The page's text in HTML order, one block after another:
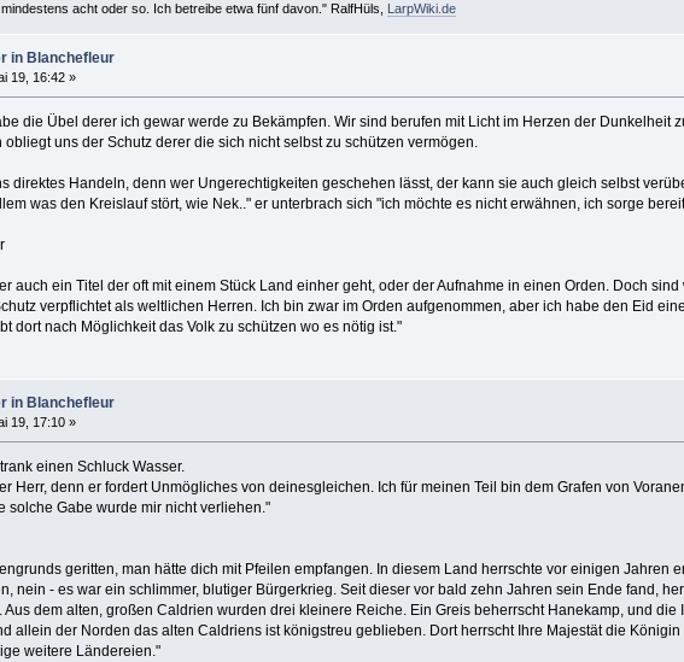
acht oder so. Ich betreibe etwa fünf davon." RalfHüls, LarpWiki.de
in Blanchefleur
19, 16:42 »
die Übel derer ich gewar werde zu Bekämpfen. Wir sind berufen mit Licht im Herzen der Dunkelheit
uns der Schutz derer die sich nicht selbst zu schützen vermögen.
direktes Handeln, denn wer Ungerechtigkeiten geschehen lässt, der kann sie auch gleich selbst
was den Kreislauf stört, wie Nek.." er unterbrach sich "ich möchte es nicht erwähnen, ich sorge
auch ein Titel der oft mit einem Stück Land einher geht, oder der Aufnahme in einen Orden. Doch
verpflichtet als weltlichen Herren. Ich bin zwar im Orden aufgenommen, aber ich habe den Eid
dort nach Möglichkeit das Volk zu schützen wo es nötig ist."
in Blanchefleur
19, 17:10 »
einen Schluck Wasser.
Herr, denn er fordert Unmögliches von deinesgleichen. Ich für meinen Teil bin dem Grafen von
solche Gabe wurde mir nicht verliehen."
geritten, man hätte dich mit Pfeilen empfangen. In diesem Land herrschte vor einigen Jahren
nein - es war ein schlimmer, blutiger Bürgerkrieg. Seit dieser vor bald zehn Jahren sein Ende fand,
dem alten, großen Caldrien wurden drei kleinere Reiche. Ein Greis beherrscht Hanekamp, und die
allein der Norden das alten Caldriens ist königstreu geblieben. Dort herrscht Ihre Majestät die
weitere Ländereien."